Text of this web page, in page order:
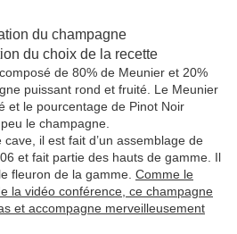
du champagne
du choix de la recette
de 80% de Meunier et 20%
puissant rond et fruité. Le Meunier
et le pourcentage de Pinot Noir
le champagne.
il est fait d’un assemblage de
et fait partie des hauts de gamme. Il
fleuron de la gamme. Comme le
la vidéo conférence, ce champagne
et accompagne merveilleusement